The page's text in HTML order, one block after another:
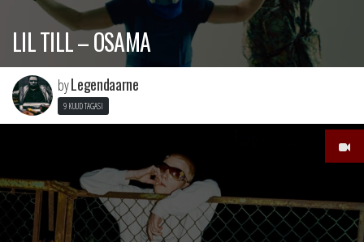
LIL TILL – OSAMA
byLegendaarne
9 KUUD TAGASI